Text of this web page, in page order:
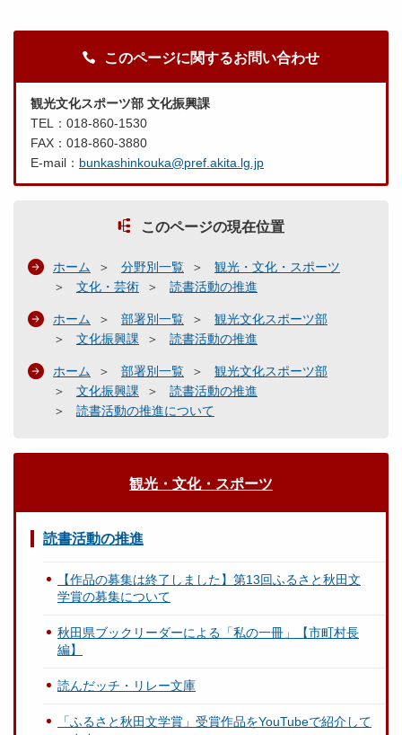
このページに関するお問い合わせ
観光文化スポーツ部 文化振興課
TEL：018-860-1530
FAX：018-860-3880
E-mail： bunkashinkouka@pref.akita.lg.jp
このページの現在位置
ホーム 分野別一覧
観光・文化・スポーツ
文化・芸術
読書活動の推進
ホーム 部署別一覧
観光文化スポーツ部
文化振興課
読書活動の推進
ホーム 部署別一覧
観光文化スポーツ部
文化振興課
読書活動の推進
読書活動の推進について
観光・文化・スポーツ
読書活動の推進
【作品の募集は終了しました】第13回ふるさと秋田文
学賞の募集について
秋田県ブックリーダーによる「私の一冊」【市町村長
編】
読んだッチ・リレー文庫
「ふるさと秋田文学賞」受賞作品をYouTubeで紹介して